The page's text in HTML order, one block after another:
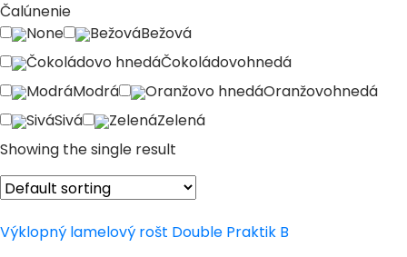
Čalúnenie
None
BežováBežová
Čokoládovo hnedáČokoládovohnedá
ModráModrá Oranžovo hnedáOranžovohnedá
SiváSivá ZelenáZelená
Showing the single result
Výklopný lamelový rošt Double Praktik B